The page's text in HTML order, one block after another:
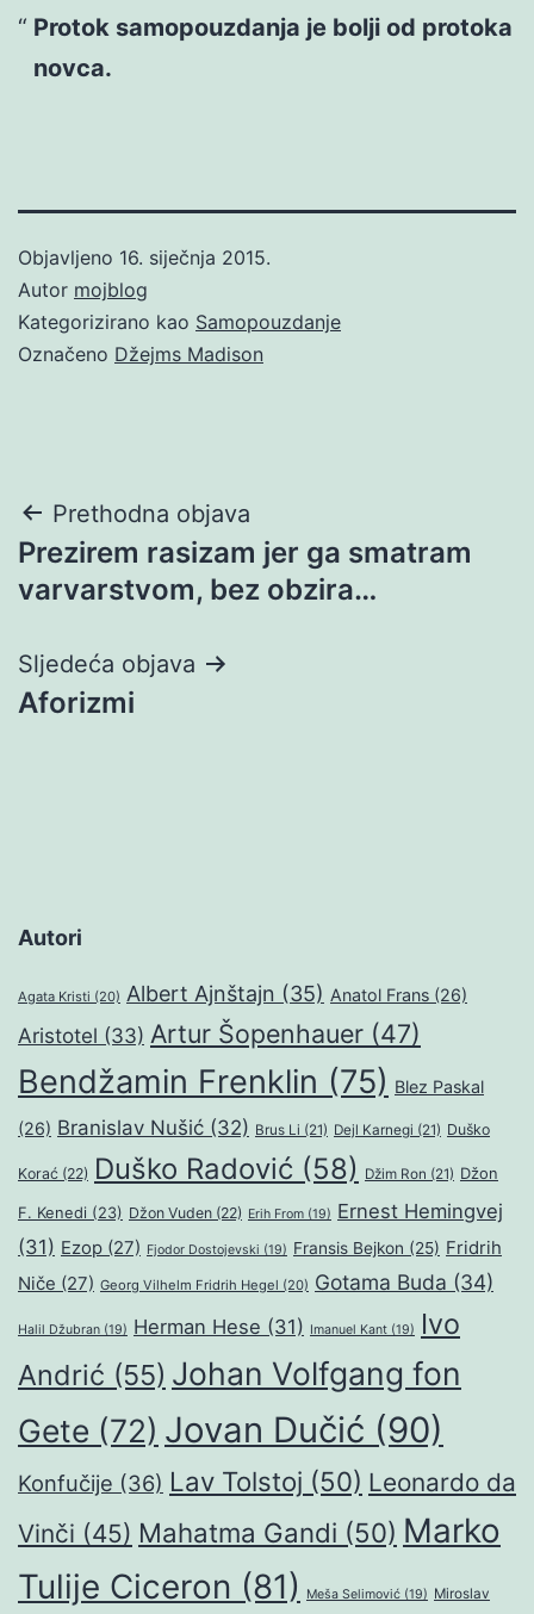
Protok samopouzdanja je bolji od protoka
novca.
Objavljeno 16. siječnja 2015.
Autor mojblog
Kategorizirano kao Samopouzdanje
Označeno Džejms Madison
Navigacija
objava
Prethodna objava
Prezirem rasizam jer ga smatram
varvarstvom, bez obzira…
Sljedeća objava
Aforizmi
Autori
Agata Kristi (20) Albert Ajnštajn (35) Anatol Frans (26)
Aristotel (33) Artur Šopenhauer (47)
Bendžamin Frenklin (75) Blez Paskal
(26) Branislav Nušić (32) Brus Li (21) Dejl Karnegi (21) Duško
Korać (22) Duško Radović (58) Džim Ron (21) Džon
F. Kenedi (23) Džon Vuden (22) Erih From (19) Ernest Hemingvej
(31) Ezop (27) Fjodor Dostojevski (19) Fransis Bejkon (25) Fridrih
Niče (27) Georg Vilhelm Fridrih Hegel (20) Gotama Buda (34)
Halil Džubran (19) Herman Hese (31) Imanuel Kant (19)
Ivo
Andrić (55) Johan Volfgang fon
Gete (72) Jovan Dučić (90)
Konfučije (36) Lav Tolstoj (50) Leonardo da
Vinči (45) Mahatma Gandi (50) Marko
Tulije Ciceron (81) Meša Selimović (19) Miroslav